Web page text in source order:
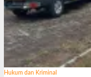
Hukum dan Kriminal